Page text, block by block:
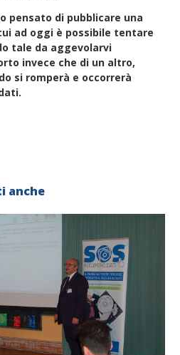
pensato di pubblicare una
ad oggi è possibile tentare
tale da aggevolarvi
invece che di un altro,
si romperà e occorrerà
anche